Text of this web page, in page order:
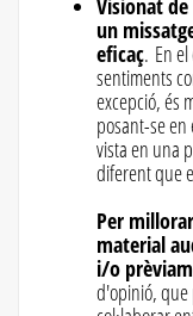
Visionat de
un
eficaç. En
sentiments
excepció, és
posant-se
vista en una
diferent que
Per
material
i/o
d'opinió, que